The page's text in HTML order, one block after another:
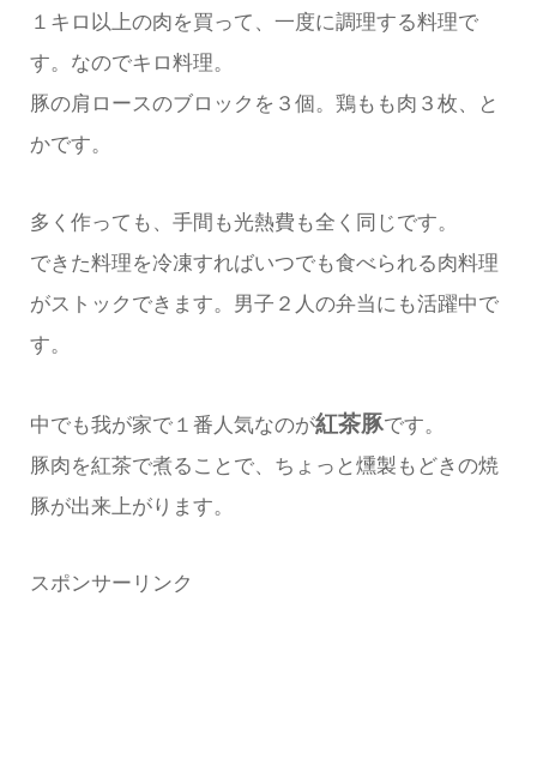
１キロ以上の肉を買って、一度に調理する料理で
す。なのでキロ料理。
豚の肩ロースのブロックを３個。鶏もも肉３枚、と
かです。
多く作っても、手間も光熱費も全く同じです。
できた料理を冷凍すればいつでも食べられる肉料理
がストックできます。男子２人の弁当にも活躍中で
す。
中でも我が家で１番人気なのが紅茶豚です。
豚肉を紅茶で煮ることで、ちょっと燻製もどきの焼
豚が出来上がります。
スポンサーリンク